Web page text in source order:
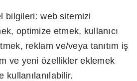
bilgileri: web sitemizi
optimize etmek, kullanıcı
reklam ve/veya tanıtım iş
ve yeni özellikler eklemek
kullanılanılabilir.